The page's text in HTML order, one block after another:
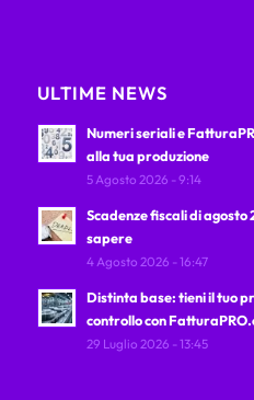
ULTIME NEWS
Numeri seriali e
alla tua produzione
5 Agosto 2026 - 9:14
Scadenze fiscali di agosto
sapere
4 Agosto 2026 - 16:47
Distinta base: tieni il tuo
controllo con
29 Luglio 2026 - 13:45